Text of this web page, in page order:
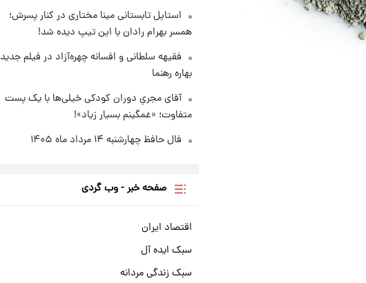
استایل تابستانی مینا مختاری در کنار پسرش؛
همسر بهرام رادان با این تیپ دیده شد!
فقیهه سلطانی و افسانه چهره‌آزاد در فیلم جدید
بهاره رهنما
آقای مجریِ دوران کودکی خیلی‌ها با یک پست
متفاوت؛ «غمگینم بسیار زیاد»!
فال حافظ چهارشنبه ۱۴ مرداد ماه ۱۴۰۵
صفحه خبر - وب گردی
اقتصاد ایران
سبک ایده آل
سبک زندگی مردانه